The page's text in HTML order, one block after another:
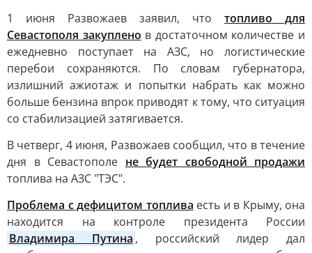
1 июня Развожаев заявил, что топливо для
Севастополя закуплено в достаточном количестве и
ежедневно поступает на АЗС, но логистические
перебои сохраняются. По словам губернатора,
излишний ажиотаж и попытки набрать как можно
больше бензина впрок приводят к тому, что ситуация
со стабилизацией затягивается.
В четверг, 4 июня, Развожаев сообщил, что в течение
дня в Севастополе не будет свободной продажи
топлива на АЗС "ТЭС".
Проблема с дефицитом топлива есть и в Крыму, она
находится на контроле президента России
Владимира Путина , российский лидер дал